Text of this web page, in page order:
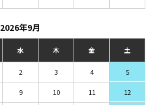
2026年9月
水 木 金 土
2 3 4 5
9 10 11 12